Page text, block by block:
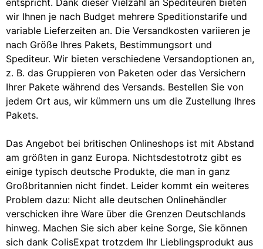
wir Ihnen je nach Budget mehrere Speditionstarife und
variable Lieferzeiten an. Die Versandkosten variieren je
nach Größe Ihres Pakets, Bestimmungsort und
Spediteur. Wir bieten verschiedene Versandoptionen an,
z. B. das Gruppieren von Paketen oder das Versichern
Ihrer Pakete während des Versands. Bestellen Sie von
jedem Ort aus, wir kümmern uns um die Zustellung Ihres
Pakets.
Das Angebot bei britischen Onlineshops ist mit Abstand
am größten in ganz Europa. Nichtsdestotrotz gibt es
einige typisch deutsche Produkte, die man in ganz
Großbritannien nicht findet. Leider kommt ein weiteres
Problem dazu: Nicht alle deutschen Onlinehändler
verschicken ihre Ware über die Grenzen Deutschlands
hinweg. Machen Sie sich aber keine Sorge, Sie können
sich dank ColisExpat trotzdem Ihr Lieblingsprodukt aus